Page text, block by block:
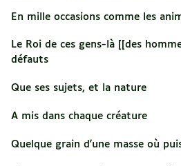
En mille occasions comme les
Le Roi de ces gens-là [[des
défauts
Que ses sujets, et la nature
A mis dans chaque créature
Quelque grain d'une masse où